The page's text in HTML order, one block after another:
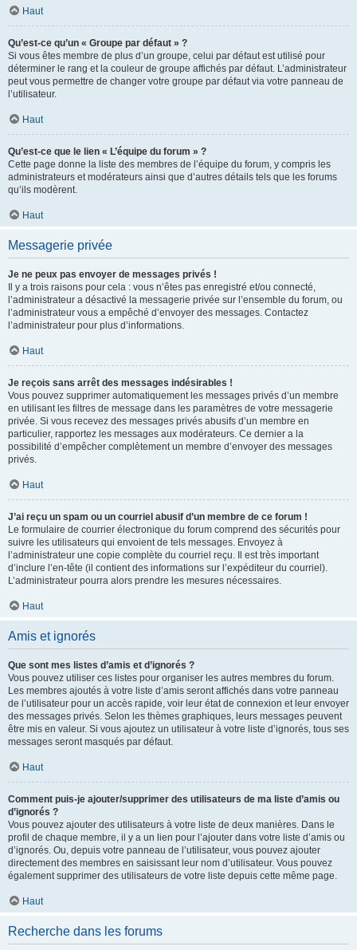
Haut
Qu’est-ce qu’un « Groupe par défaut » ?
Si vous êtes membre de plus d’un groupe, celui par défaut est utilisé pour
déterminer le rang et la couleur de groupe affichés par défaut. L’administrateur
peut vous permettre de changer votre groupe par défaut via votre panneau de
l’utilisateur.
Haut
Qu’est-ce que le lien « L’équipe du forum » ?
Cette page donne la liste des membres de l’équipe du forum, y compris les
administrateurs et modérateurs ainsi que d’autres détails tels que les forums
qu’ils modèrent.
Haut
Messagerie privée
Je ne peux pas envoyer de messages privés !
Il y a trois raisons pour cela : vous n’êtes pas enregistré et/ou connecté,
l’administrateur a désactivé la messagerie privée sur l’ensemble du forum, ou
l’administrateur vous a empêché d’envoyer des messages. Contactez
l’administrateur pour plus d’informations.
Haut
Je reçois sans arrêt des messages indésirables !
Vous pouvez supprimer automatiquement les messages privés d’un membre
en utilisant les filtres de message dans les paramètres de votre messagerie
privée. Si vous recevez des messages privés abusifs d’un membre en
particulier, rapportez les messages aux modérateurs. Ce dernier a la
possibilité d’empêcher complètement un membre d’envoyer des messages
privés.
Haut
J’ai reçu un spam ou un courriel abusif d’un membre de ce forum !
Le formulaire de courrier électronique du forum comprend des sécurités pour
suivre les utilisateurs qui envoient de tels messages. Envoyez à
l’administrateur une copie complète du courriel reçu. Il est très important
d’inclure l’en-tête (il contient des informations sur l’expéditeur du courriel).
L’administrateur pourra alors prendre les mesures nécessaires.
Haut
Amis et ignorés
Que sont mes listes d’amis et d’ignorés ?
Vous pouvez utiliser ces listes pour organiser les autres membres du forum.
Les membres ajoutés à votre liste d’amis seront affichés dans votre panneau
de l’utilisateur pour un accès rapide, voir leur état de connexion et leur envoyer
des messages privés. Selon les thèmes graphiques, leurs messages peuvent
être mis en valeur. Si vous ajoutez un utilisateur à votre liste d’ignorés, tous ses
messages seront masqués par défaut.
Haut
Comment puis-je ajouter/supprimer des utilisateurs de ma liste d’amis ou
d’ignorés ?
Vous pouvez ajouter des utilisateurs à votre liste de deux manières. Dans le
profil de chaque membre, il y a un lien pour l’ajouter dans votre liste d’amis ou
d’ignorés. Ou, depuis votre panneau de l’utilisateur, vous pouvez ajouter
directement des membres en saisissant leur nom d’utilisateur. Vous pouvez
également supprimer des utilisateurs de votre liste depuis cette même page.
Haut
Recherche dans les forums